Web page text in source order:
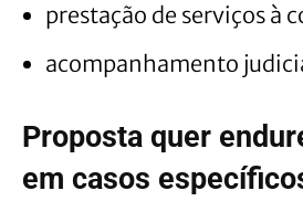
prestação de serviços à
acompanhamento
Proposta quer
em casos